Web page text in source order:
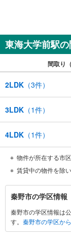
東海大学前駅
間取り
2LDK （3件）
3LDK （1件）
4LDK （1件）
物件が所在する市
賃貸中の物件を除い
秦
野
市
に
秦野市の学区情報
秦野市の学区情報は
す。 秦野市の学区か